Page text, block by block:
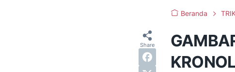
Beranda